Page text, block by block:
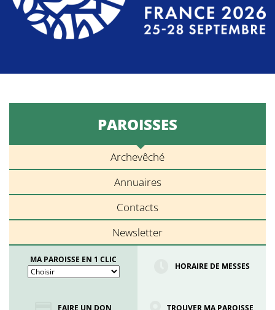
PAROISSES
Archevêché
Annuaires
Contacts
Newsletter
MA PAROISSE EN 1 CLIC
HORAIRE DE MESSES